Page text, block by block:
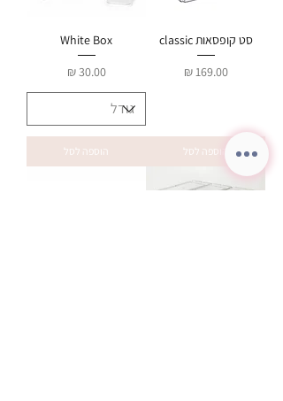
סט קופסאות classic
מחיר‏169.00 ‏₪
הוספה לסל
White Box
מחיר‏30.00 ‏₪
הוספה לסל